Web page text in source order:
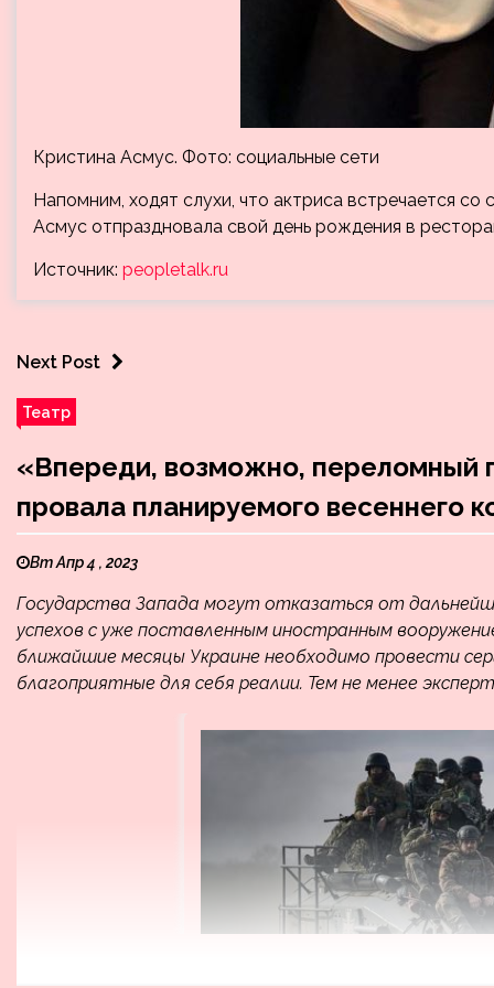
Кристина Асмус. Фото: социальные сети
Напомним, ходят слухи, что актриса встречается
Асмус отпраздновала свой день рождения в
Источник: peopletalk.ru
Next Post
Театр
«Впереди, возможно, переломный
провала планируемого весеннего
Вт Апр 4 , 2023
Государства Запада могут отказаться от
успехов с уже поставленным иностранным
ближайшие месяцы Украине необходимо провести
благоприятные для себя реалии. Тем не менее